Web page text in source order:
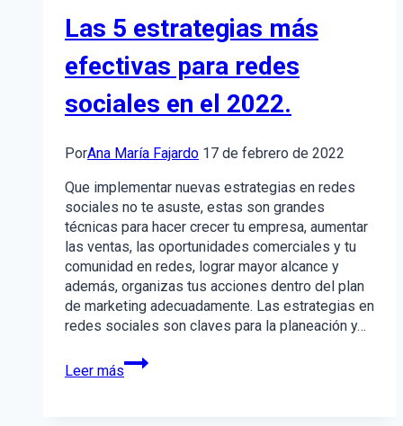
Las 5 estrategias más
efectivas para redes
sociales en el 2022.
PorAna María Fajardo 17 de febrero de 2022
Que implementar nuevas estrategias en redes
sociales no te asuste, estas son grandes
técnicas para hacer crecer tu empresa, aumentar
las ventas, las oportunidades comerciales y tu
comunidad en redes, lograr mayor alcance y
además, organizas tus acciones dentro del plan
de marketing adecuadamente. Las estrategias en
redes sociales son claves para la planeación y…
Leer más
Las
5